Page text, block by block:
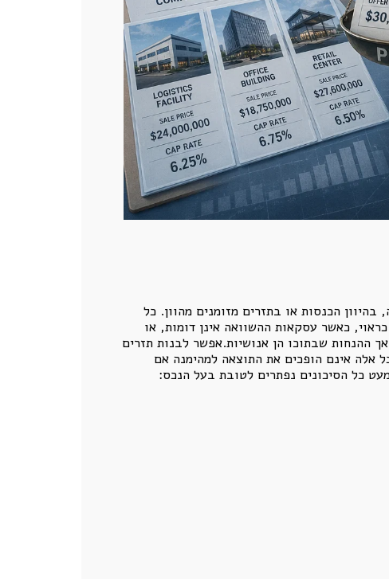
הכנסות או בתזרים מזומנים מהוון. כל
כאשר עסקאות ההשוואה אינן דומות, או
ההנחות שבתוכו הן אנושיות.אפשר לבנות תזרים
אלה אינם הופכים את התוצאה למהימנה אם
כל הסיכונים נפתרים לטובת בעל הנכס: